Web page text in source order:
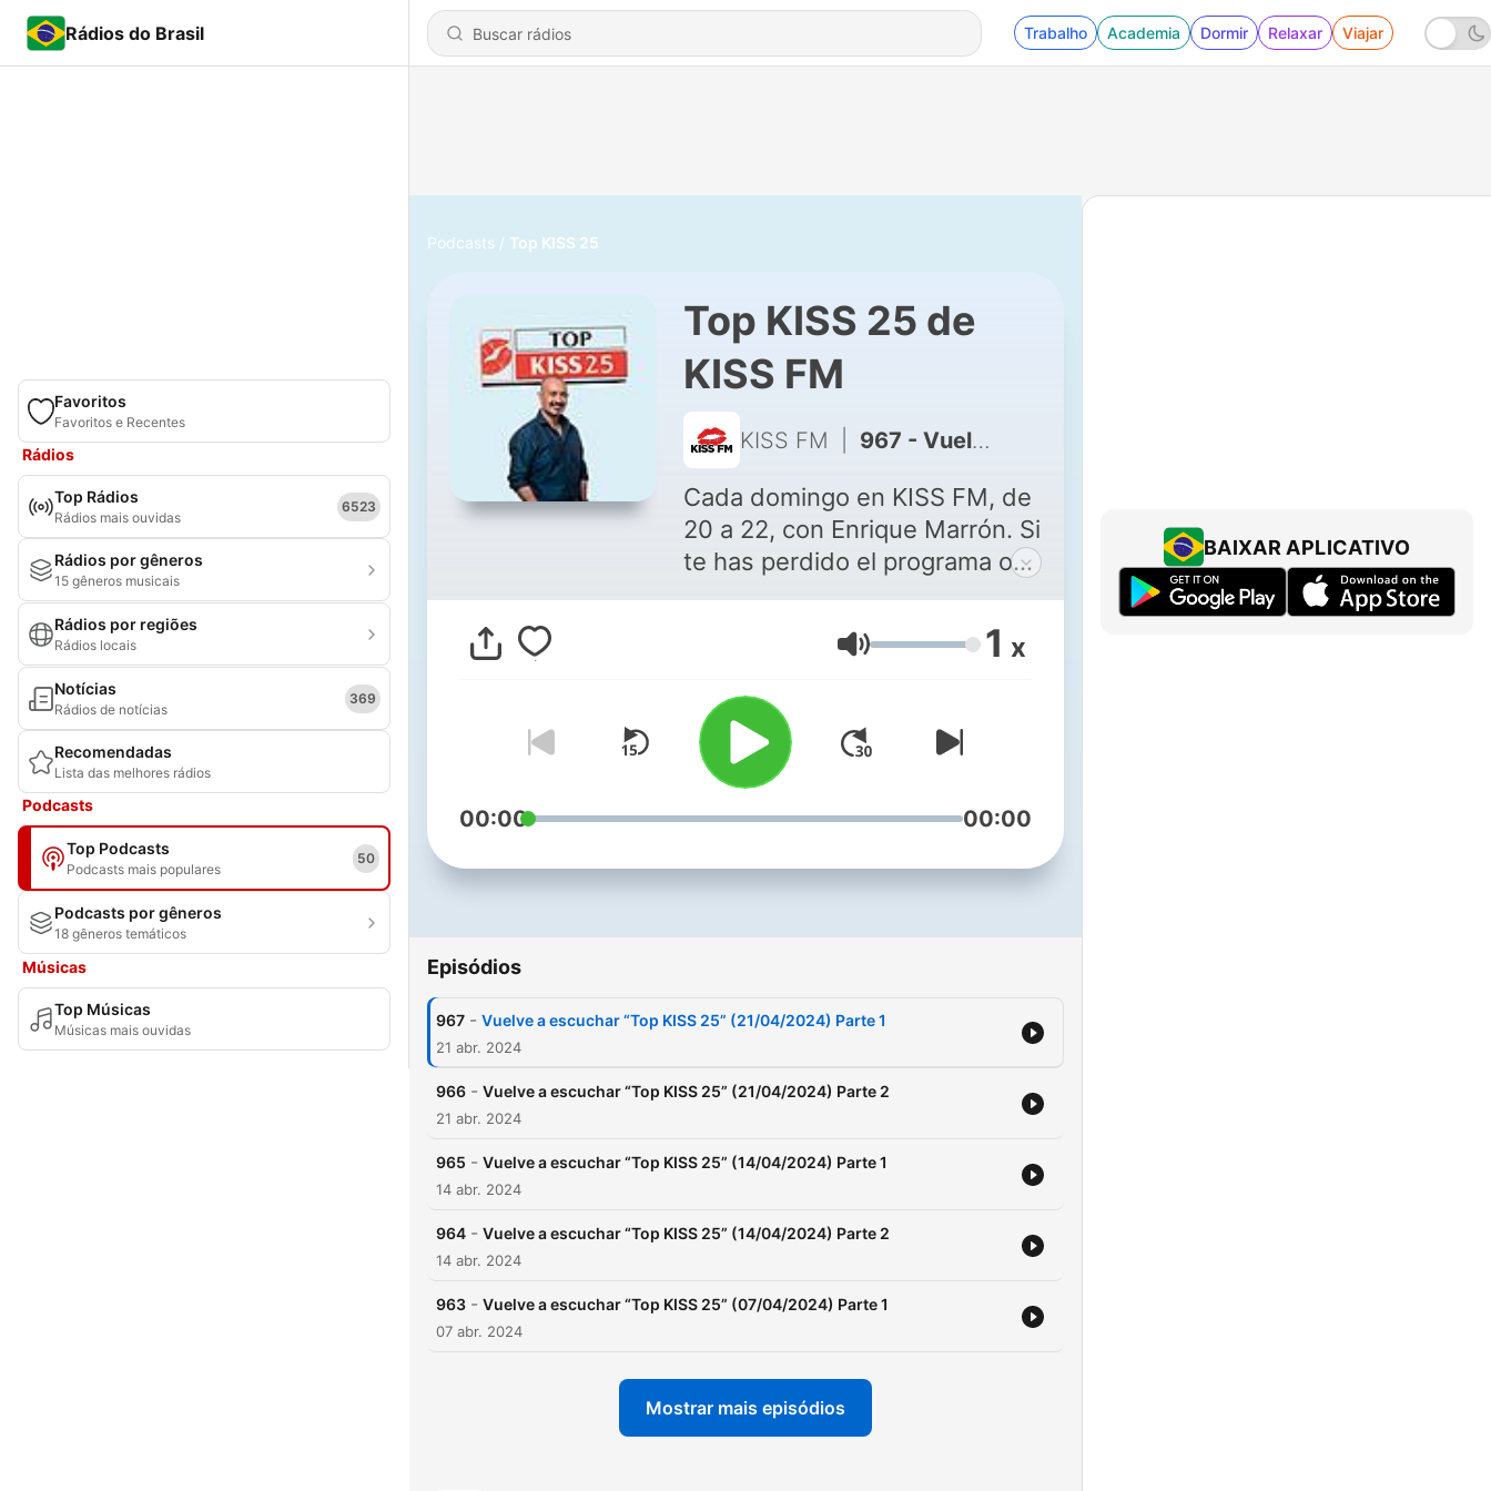
Rádios do Brasil Trabalho Academia Dormir Relaxar Viajar
Favoritos
Favoritos e Recentes
Rádios
Top Rádios
Rádios mais ouvidas
6523
Rádios por gêneros
15 gêneros musicais
Rádios por regiões
Rádios locais
Notícias
Rádios de notícias
369
Recomendadas
Lista das melhores rádios
Podcasts
Top Podcasts
Podcasts mais populares
50
Podcasts por gêneros
18 gêneros temáticos
Músicas
Top Músicas
Músicas mais ouvidas
Podcasts Top KISS 25
Top KISS 25 de
KISS FM
KISS FM 967 - Vuelve a escuchar “Top KISS 25” (21/04/2024) Parte 1
Cada domingo en KISS FM, de
20 a 22, con Enrique Marrón. Si
te has perdido el programa o
quieres volver a escucharlo,
aquí lo tienes disponible.
Volume 1 x
00:00 00:00
Episódios
967 - Vuelve a escuchar “Top KISS 25” (21/04/2024) Parte 1
21 abr. 2024
966 - Vuelve a escuchar “Top KISS 25” (21/04/2024) Parte 2
21 abr. 2024
965 - Vuelve a escuchar “Top KISS 25” (14/04/2024) Parte 1
14 abr. 2024
964 - Vuelve a escuchar “Top KISS 25” (14/04/2024) Parte 2
14 abr. 2024
963 - Vuelve a escuchar “Top KISS 25” (07/04/2024) Parte 1
07 abr. 2024
Mostrar mais episódios
BAIXAR APLICATIVO